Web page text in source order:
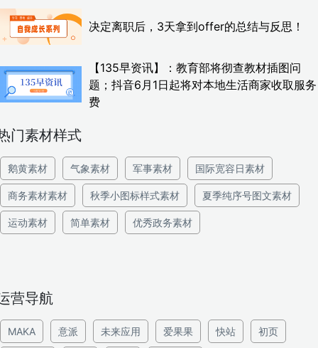
决定离职后，3天拿到offer的总结与反思！
【135早资讯】：教育部将彻查教材插图问
题；抖音6月1日起将对本地生活商家收取服务
费
门素材样式
鹅黄素材 气象素材 军事素材 国际宽容日素材
商务素材素材 秋季小图标样式素材 夏季纯序号图文素材
运动素材 简单素材 优秀政务素材
营导航
MAKA 意派 未来应用 爱果果 快站 初页